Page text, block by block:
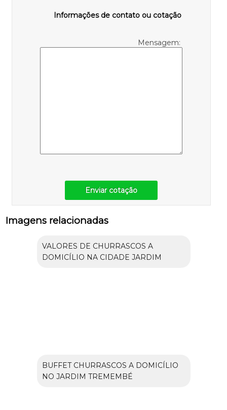
Informações de contato ou cotação
Mensagem:
Enviar cotação
Imagens relacionadas
VALORES DE CHURRASCOS A
DOMICÍLIO NA CIDADE JARDIM
BUFFET CHURRASCOS A DOMICÍLIO
NO JARDIM TREMEMBÉ